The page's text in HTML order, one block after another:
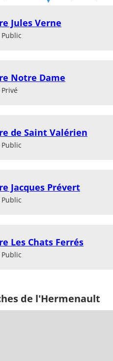
Jules Verne
Notre Dame
de Saint Valérien
Jacques Prévert
Les Chats Ferrés
de l'Hermenault